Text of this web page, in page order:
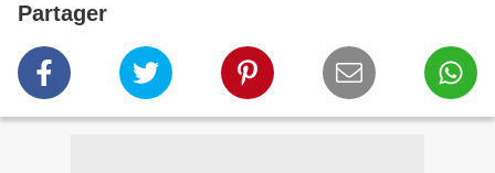
Partager